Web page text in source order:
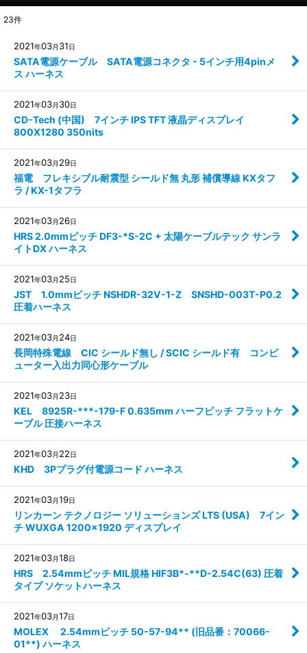
23件
2021年03月 31日
SATA電源ケーブル SATA電源コネクタ - 5インチ用4pinメ
ス ハーネス
2021年03月 30日
CD-Tech (中国) 7インチ IPS TFT 液晶ディスプレイ
800X1280 350nits
2021年03月 29日
福電 フレキシブル耐震型 シールド無 丸形 補償導線 KXタフ
ラ / KX-1タフラ
2021年03月 26日
HRS 2.0mmピッチ DF3-*S-2C + 太陽ケーブルテック サンラ
イトDX ハーネス
2021年03月 25日
JST 1.0mmピッチ NSHDR-32V-1-Z SNSHD-003T-P0.2
圧着ハーネス
2021年03月 24日
長岡特殊電線 CIC シールド無し / SCIC シールド有 コンピ
ューター入出力同心形ケーブル
2021年03月 23日
KEL 8925R-***-179-F 0.635mm ハーフピッチ フラットケ
ーブル 圧接ハーネス
2021年03月 22日
KHD 3Pプラグ付電源コード ハーネス
2021年03月19日
リンカーン テクノロジー ソリューションズ LTS (USA) 7イン
チ WUXGA 1200x1920 ディスプレイ
2021年03月18日
HRS 2.54mmピッチ MIL規格 HIF3B*-**D-2.54C(63) 圧着
タイプ ソケットハーネス
2021年03月17日
MOLEX 2.54mmピッチ 50-57-94** (旧品番：70066-
01**) ハーネス